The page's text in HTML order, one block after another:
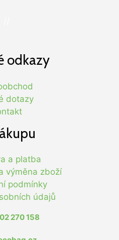
odkazy
dotazy
a platba
výměna zboží
podmínky
údajů
270 158